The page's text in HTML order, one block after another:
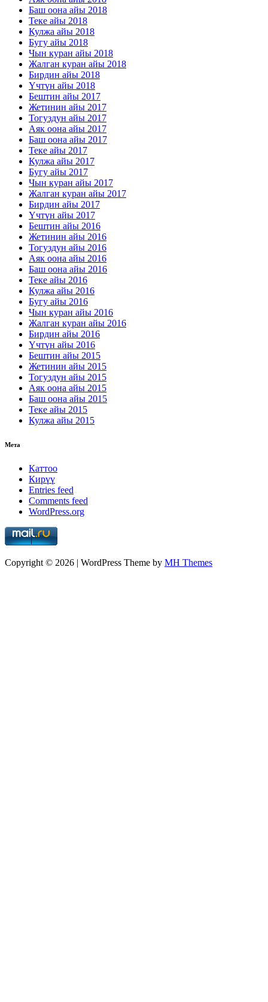
Баш оона айы 2018
Теке айы 2018
Кулжа айы 2018
Бугу айы 2018
Чын куран айы 2018
Жалган куран айы 2018
Бирдин айы 2018
Үчтүн айы 2018
Бештин айы 2017
Жетинин айы 2017
Тогуздун айы 2017
Аяк оона айы 2017
Баш оона айы 2017
Теке айы 2017
Кулжа айы 2017
Бугу айы 2017
Чын куран айы 2017
Жалган куран айы 2017
Бирдин айы 2017
Үчтүн айы 2017
Бештин айы 2016
Жетинин айы 2016
Тогуздун айы 2016
Аяк оона айы 2016
Баш оона айы 2016
Теке айы 2016
Кулжа айы 2016
Бугу айы 2016
Чын куран айы 2016
Жалган куран айы 2016
Бирдин айы 2016
Үчтүн айы 2016
Бештин айы 2015
Жетинин айы 2015
Тогуздун айы 2015
Аяк оона айы 2015
Баш оона айы 2015
Теке айы 2015
Кулжа айы 2015
Мета
Каттоо
Кирүү
Entries feed
Comments feed
WordPress.org
Copyright © 2026 | WordPress Theme by MH Themes